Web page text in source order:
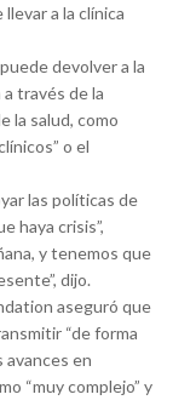
a la clínica
devolver a la
través de la
la salud, como
o el
las políticas de
haya crisis”,
y tenemos que
dijo.
aseguró que
“de forma
avances en
“muy complejo” y